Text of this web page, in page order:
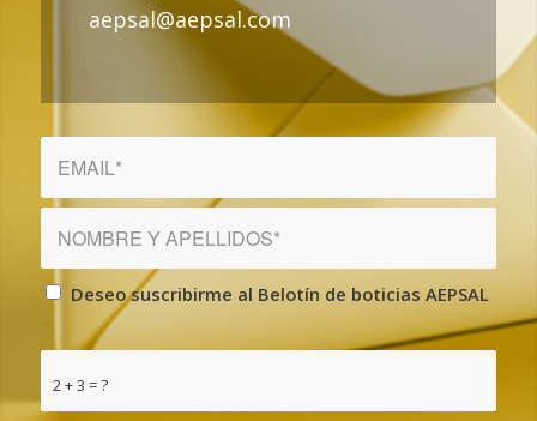
aepsal@aepsal.com
Deseo suscribirme al Belotín de boticias AEPSAL
*
2 + 3 = ?